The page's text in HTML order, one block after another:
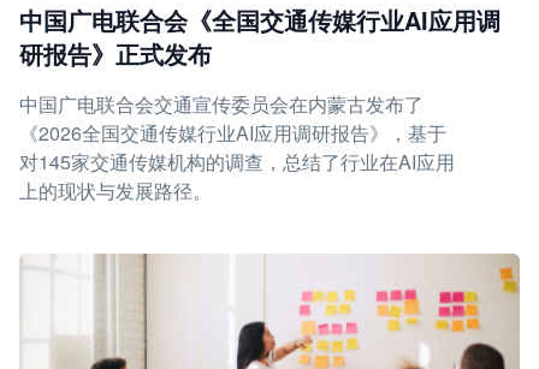
中国广电联合会《全国交通传媒行业AI应用调
研报告》正式发布
中国广电联合会交通宣传委员会在内蒙古发布了
《2026全国交通传媒行业AI应用调研报告》，基于
对145家交通传媒机构的调查，总结了行业在AI应用
上的现状与发展路径。